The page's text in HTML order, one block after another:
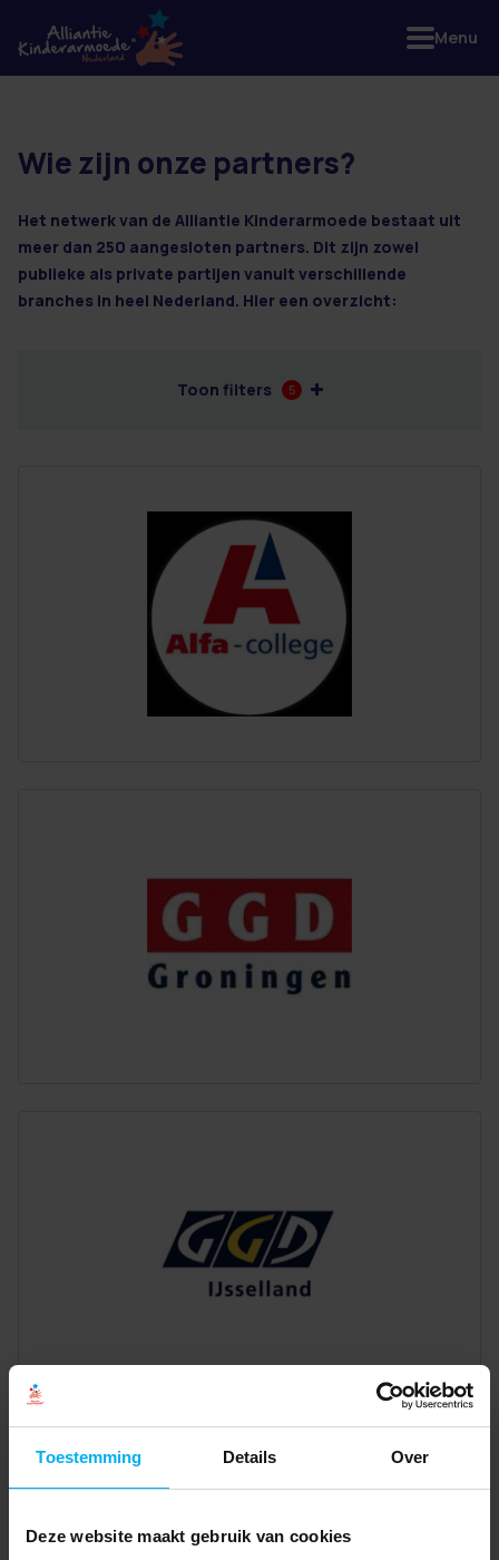
Toestemming Details Over
Deze website maakt gebruik van cookies
7 resultaten
Wie zijn onze partners?
Het netwerk van de Alliantie Kinderarmoede bestaat uit
meer dan 250 aangesloten partners. Dit zijn zowel
publieke als private partijen vanuit verschillende
branches in heel Nederland. Hier een overzicht:
Toon filters 5
Menu